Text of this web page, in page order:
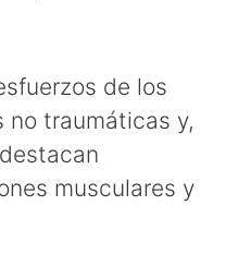
de los
no traumáticas y,
musculares y